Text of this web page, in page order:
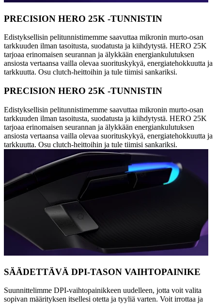
PRECISION HERO 25K -TUNNISTIN
Edistyksellisin pelitunnistimemme saavuttaa mikronin murto-osan
tarkkuuden ilman tasoitusta, suodatusta ja kiihdytystä. HERO 25K
tarjoaa erinomaisen seurannan ja älykkään energiankulutuksen
ansiosta vertaansa vailla olevaa suorituskykyä, energiatehokkuutta ja
tarkkuutta. Osu clutch-heittoihin ja tule tiimisi sankariksi.
PRECISION HERO 25K -TUNNISTIN
Edistyksellisin pelitunnistimemme saavuttaa mikronin murto-osan
tarkkuuden ilman tasoitusta, suodatusta ja kiihdytystä. HERO 25K
tarjoaa erinomaisen seurannan ja älykkään energiankulutuksen
ansiosta vertaansa vailla olevaa suorituskykyä, energiatehokkuutta ja
tarkkuutta. Osu clutch-heittoihin ja tule tiimisi sankariksi.
SÄÄDETTÄVÄ DPI-TASON VAIHTOPAINIKE
Suunnittelimme DPI-vaihtopainikkeen uudelleen, jotta voit valita
sopivan määrityksen itsellesi otetta ja tyyliä varten. Voit irrottaa ja